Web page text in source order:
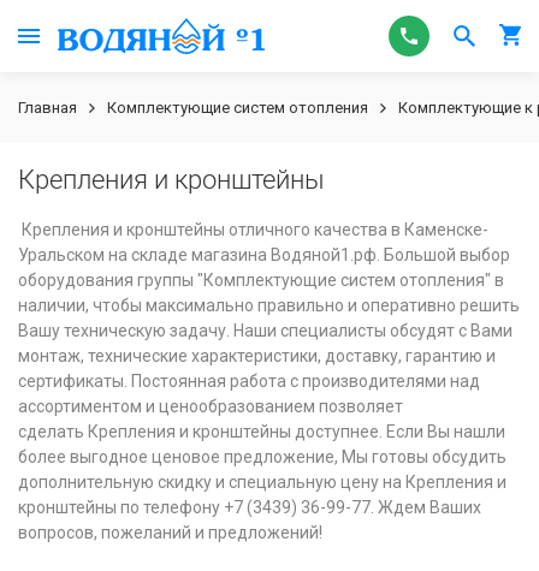
Главная Комплектующие систем отопления Комплектующие к
Крепления и кронштейны
Крепления и кронштейны отличного качества в Каменске-
Уральском на складе магазина Водяной1.рф. Большой выбор
оборудования группы "Комплектующие систем отопления" в
наличии, чтобы максимально правильно и оперативно решить
Вашу техническую задачу. Наши специалисты обсудят с Вами
монтаж, технические характеристики, доставку, гарантию и
сертификаты. Постоянная работа с производителями над
ассортиментом и ценообразованием позволяет
сделать Крепления и кронштейны доступнее. Если Вы нашли
более выгодное ценовое предложение, Мы готовы обсудить
дополнительную скидку и специальную цену на Крепления и
кронштейны по телефону +7 (3439) 36-99-77. Ждем Ваших
вопросов, пожеланий и предложений!